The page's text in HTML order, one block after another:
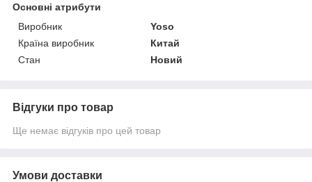
Основні атрибути
Виробник
Yoso
Країна виробник
Китай
Стан
Новий
Відгуки про товар
Ще немає відгуків про цей товар
Умови доставки